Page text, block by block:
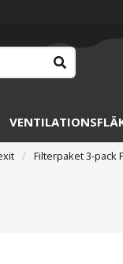
Filterpaket 3-pack